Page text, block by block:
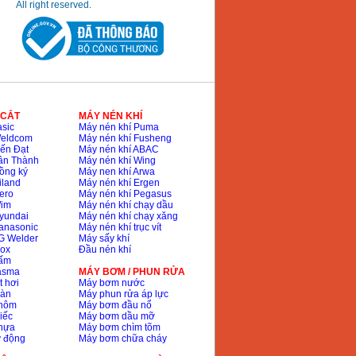
All right reserved.
Đạt
Thành
ký
Welder
hơi
động
MÁY NÉN KHÍ
Máy nén khí Puma
Máy nén khí Fusheng
Máy nén khí ABAC
Máy nén khí Wing
Máy nen khí Arwa
Máy nén khí Ergen
Máy nén khí Pegasus
Máy nén khí chạy dầu
Máy nén khí chạy xăng
Máy nén khí trục vít
Máy sấy khí
Đầu nén khí
MÁY BƠM / PHUN RỬA
Máy bơm nước
Máy phun rửa áp lực
Máy bơm đầu nổ
Máy bơm dầu mỡ
Máy bơm chìm tõm
Máy bơm chữa cháy